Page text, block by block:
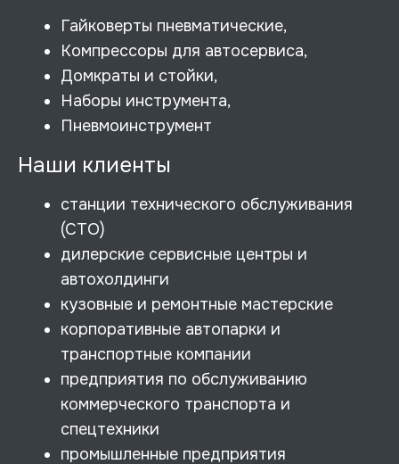
Гайковерты пневматические,
Компрессоры для автосервиса,
Домкраты и стойки,
Наборы инструмента,
Пневмоинструмент
Наши клиенты
станции технического обслуживания
(СТО)
дилерские сервисные центры и
автохолдинги
кузовные и ремонтные мастерские
корпоративные автопарки и
транспортные компании
предприятия по обслуживанию
коммерческого транспорта и
спецтехники
промышленные предприятия